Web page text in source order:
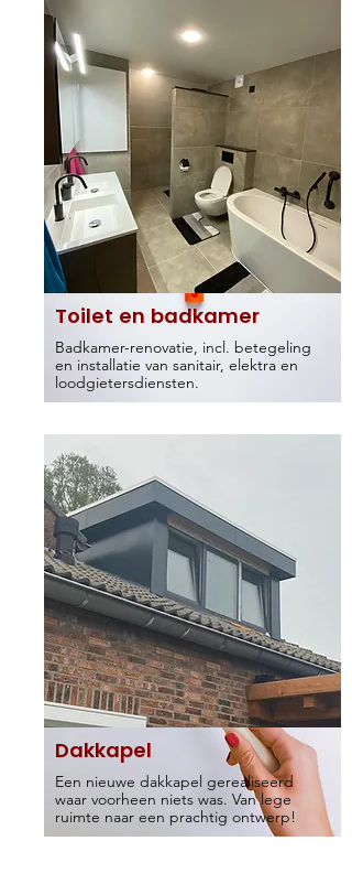
Toilet en badkamer
Badkamer-renovatie, incl. betegeling
en installatie van sanitair, elektra en
loodgietersdiensten.
Dakkapel
Een nieuwe dakkapel gerealiseerd
waar voorheen niets was. Van lege
ruimte naar een prachtig ontwerp!